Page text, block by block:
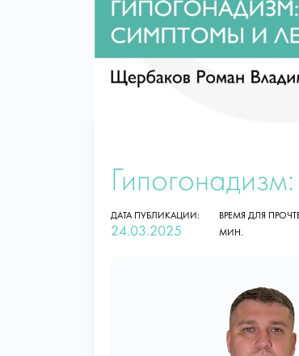
ДАТА ПУБЛИКАЦИИ:
24.03.2025
ВРЕМЯ ДЛЯ
МИН.